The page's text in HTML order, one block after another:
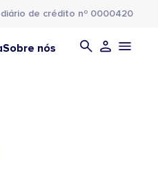
de crédito nº 0000420
Sobre nós